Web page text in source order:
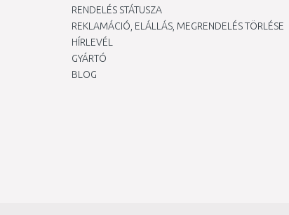
RENDELÉS STÁTUSZA
REKLAMÁCIÓ, ELÁLLÁS, MEGRENDELÉS TÖRLÉSE
HÍRLEVÉL
GYÁRTÓ
BLOG